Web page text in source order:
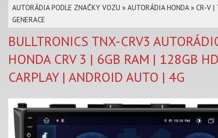
AUTORÁDIA PODLE ZNAČKY VOZU » AUTORÁDIA HONDA» CR-V |
GENERACE
BULLTRONICS TNX-CRV3
HONDA CRV 3 | 6GB RAM | 128GB
CARPLAY | ANDROID AUTO | 4G